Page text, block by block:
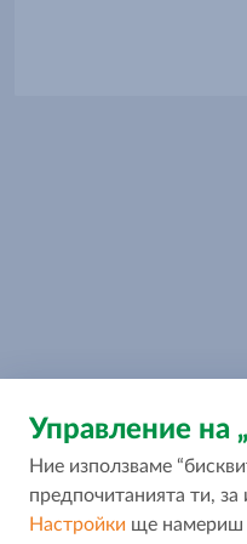
Управление на
Ние използваме
предпочитанията ти,
Настройки ще намериш